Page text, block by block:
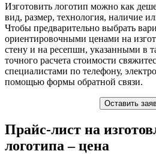
Изготовить логотип можно как
вид, размер, технология, наличие
Чтобы предварительно выбрать
ориентировочными ценами на
стену и на ресепшн, указанными в
точного расчета стоимости
специалистами по телефону,
помощью формы обратной связи.
Оставить
Прайс-лист на
логотипа – цена